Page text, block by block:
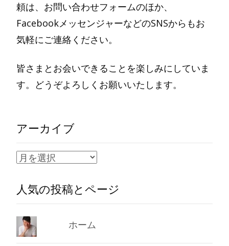
頼は、お問い合わせフォームのほか、
FacebookメッセンジャーなどのSNSからもお
気軽にご連絡ください。
皆さまとお会いできることを楽しみにしていま
す。どうぞよろしくお願いいたします。
アーカイブ
ア
カ
イ
ブ
人気の投稿とページ
ホーム